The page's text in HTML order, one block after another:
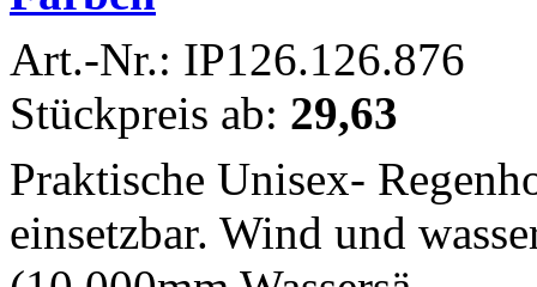
Art.-Nr.: IP126.126.876
Stückpreis ab: 29,63
Praktische Unisex-
einsetzbar. Wind und